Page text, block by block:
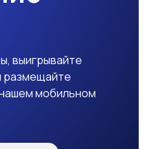
выигрывайте
размещайте
мобильном